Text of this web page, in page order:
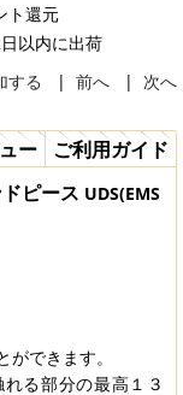
ト還元
以内に出荷
する
| 前へ | 次へ
ー ご利用ガイド
ピース UDS(EMS
ができます。
る部分の最高１３